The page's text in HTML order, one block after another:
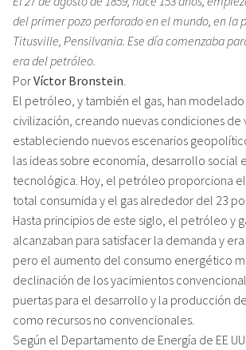
del primer pozo perforado en el mundo, en la
Titusville, Pensilvania. Ese día comenzaba
era del petróleo.
PorVíctor Bronstein
El petróleo, y también el gas, han
civilización, creando nuevas condiciones de
estableciendo nuevos escenarios
las ideas sobre economía, desarrollo social
tecnológica. Hoy, el petróleo proporciona
total consumida y el gas alrededor del 23
Hasta principios de este siglo, el petróleo y
alcanzaban para satisfacer la demanda y
pero el aumento del consumo energético
declinación de los yacimientos
puertas para el desarrollo y la producción
como recursos no convencionales.
Según el Departamento de Energía de EE